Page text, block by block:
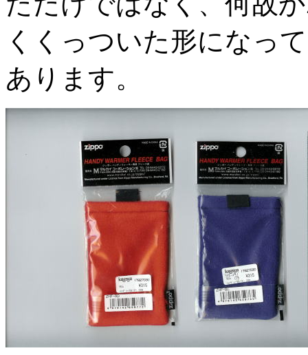
くくっついた形になっ
あります。